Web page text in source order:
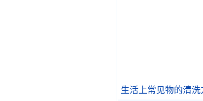
生活上常见物的清洗